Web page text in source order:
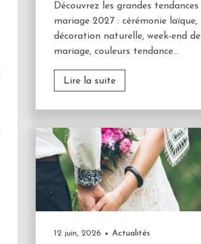
Découvrez les grandes tendances
mariage 2027 : cérémonie laïque,
décoration naturelle, week-end de
mariage, couleurs tendance...
Lire la suite
12 juin, 2026 Actualités